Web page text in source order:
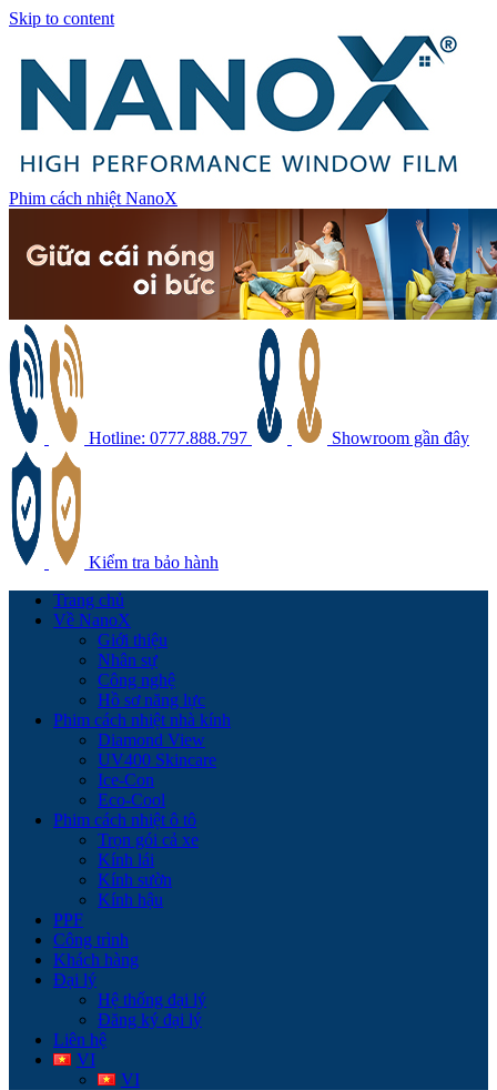
Skip to content
Phim cách nhiệt NanoX
Hotline: 0777.888.797 Showroom gần đây
Kiểm tra bảo hành
Trang chủ
Về NanoX
Giới thiệu
Nhân sự
Công nghệ
Hồ sơ năng lực
Phim cách nhiệt nhà kính
Diamond View
UV400 Skincare
Ice-Con
Eco-Cool
Phim cách nhiệt ô tô
Trọn gói cả xe
Kính lái
Kính sườn
Kính hậu
PPF
Công trình
Khách hàng
Đại lý
Hệ thống đại lý
Đăng ký đại lý
Liên hệ
VI
VI